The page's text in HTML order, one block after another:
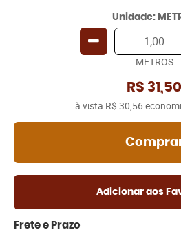
Unidade:
METROS
R$ 31,50
à vista R$ 30,56
Adicionar aos
Frete e Prazo